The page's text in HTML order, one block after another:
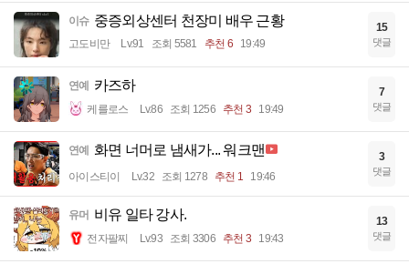
이슈 중증외상센터 천장미 배우 근황
고도비만 Lv.91 조회 5581 추천 6 19:49
15
댓글
연예 카즈하
케를로스 Lv.86 조회 1256 추천 3 19:49
7
댓글
연예 화면 너머로 냄새가... 워크맨
아이스티이 Lv.32 조회 1278 추천 1 19:46
3
댓글
유머 비유 일타 강사.
전자팔찌 Lv.93 조회 3306 추천 3 19:43
13
댓글